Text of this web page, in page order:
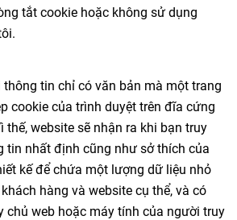
tắt cookie hoặc không sử dụng
thông tin chỉ có văn bản mà một trang
cookie của trình duyệt trên đĩa cứng
thế, website sẽ nhận ra khi bạn truy
tin nhất định cũng như sở thích của
kế để chứa một lượng dữ liệu nhỏ
hàng và website cụ thể, và có
chủ web hoặc máy tính của người truy